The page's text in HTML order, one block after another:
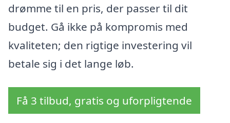
drømme til en pris, der passer til dit
budget. Gå ikke på kompromis med
kvaliteten; den rigtige investering vil
betale sig i det lange løb.
Få 3 tilbud, gratis og uforpligtende